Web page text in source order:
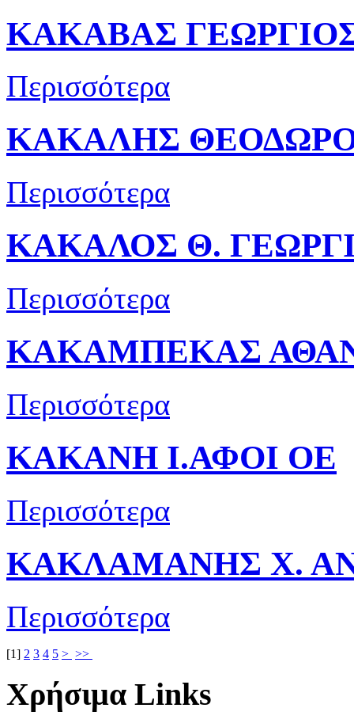
ΚΑΚΑΒΑΣ
Περισσότερα
ΚΑΚΑΛΗΣ
Περισσότερα
ΚΑΚΑΛΟΣ Θ.
Περισσότερα
ΚΑΚΑΜΠΕΚΑΣ
Περισσότερα
ΚΑΚΑΝΗ Ι.ΑΦΟΙ ΟΕ
Περισσότερα
ΚΑΚΛΑΜΑΝΗΣ Χ.
Περισσότερα
[1] 2 3 4 5 > >>
Χρήσιμα Links